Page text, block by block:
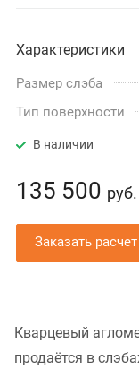
Характеристики
Размер слэба
Тип поверхности
В наличии
135 500 руб.
Заказать расчет
Кварцевый
продаётся в